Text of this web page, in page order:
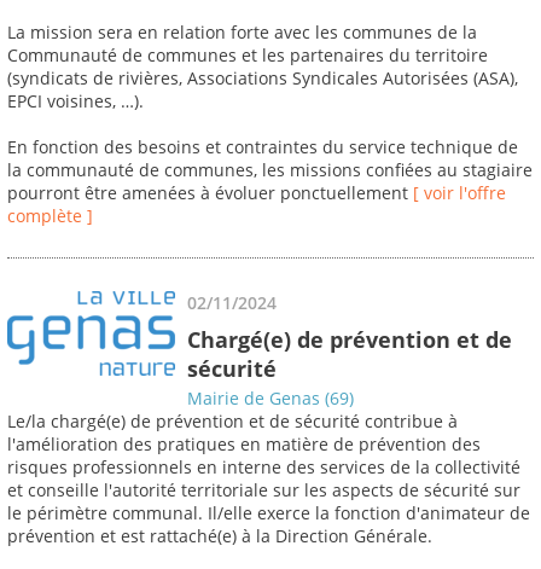
La mission sera en relation forte avec les communes de la
Communauté de communes et les partenaires du territoire
(syndicats de rivières, Associations Syndicales Autorisées (ASA),
EPCI voisines, …).
En fonction des besoins et contraintes du service technique de
la communauté de communes, les missions confiées au stagiaire
pourront être amenées à évoluer ponctuellement [ voir l'offre
complète ]
02/11/2024
Chargé(e) de prévention et de
sécurité
Mairie de Genas (69)
Le/la chargé(e) de prévention et de sécurité contribue à
l'amélioration des pratiques en matière de prévention des
risques professionnels en interne des services de la collectivité
et conseille l'autorité territoriale sur les aspects de sécurité sur
le périmètre communal. Il/elle exerce la fonction d'animateur de
prévention et est rattaché(e) à la Direction Générale.